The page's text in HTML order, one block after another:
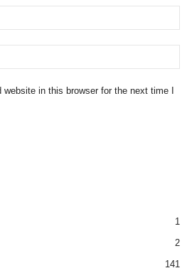
in this browser for the next time I
1
2
141